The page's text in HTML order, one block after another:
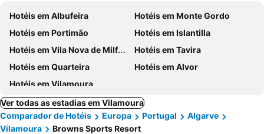
Hotéis em Albufeira
Hotéis em Monte Gordo
Hotéis em Portimão
Hotéis em Islantilla
Hotéis em Vila Nova de Milfontes
Hotéis em Tavira
Hotéis em Quarteira
Hotéis em Alvor
Hotéis em Vilamoura
Ver todas as estadias em Vilamoura
Comparador de Hotéis
Europa Portugal
Algarve
Vilamoura
Browns Sports Resort